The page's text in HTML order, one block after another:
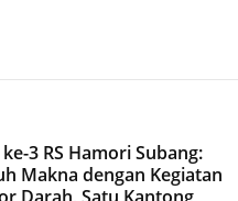
ke-3 RS Hamori Subang:
Makna dengan Kegiatan